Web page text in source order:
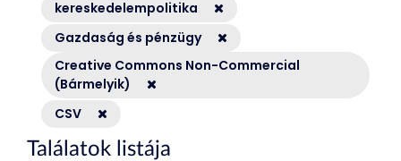
kereskedelempolitika
Gazdaság és pénzügy
Creative Commons Non-Commercial
(Bármelyik)
CSV
Találatok listája